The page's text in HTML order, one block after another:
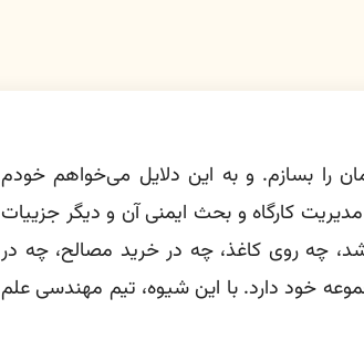
را بسازم. و به این دلایل می‌خواهم خودم
کارگاه و بحث ایمنی آن و دیگر جزییات
چه روی کاغذ، چه در خرید مصالح، چه در
خود دارد. با این شیوه، تیم مهندسی علم